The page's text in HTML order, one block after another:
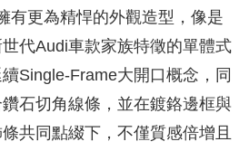
有更為精悍的外觀造型，像是
代Audi車款家族特徵的單體式
Single-Frame大開口概念，同
石切角線條，並在鍍鉻邊框與
共同點綴下，不僅質感倍增且